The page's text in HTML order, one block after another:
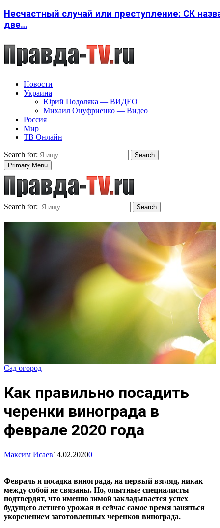
Несчастный случай или преступление: СК
две…
Новости
Украина
Юрий Подоляка — ВИДЕО
Михаил Онуфриенко — Видео
Россия
Мир
ТВ Онлайн
Search for:
Search
Primary Menu
Search for: Search
Сад огород
Как правильно посадить
черенки винограда в
феврале 2020 года
Максим Исаев14.02.20200
Февраль и посадка винограда, на первый взгляд, никак
между собой не связаны. Но, опытные специалисты
подтвердят, что именно зимой закладывается успех
будущего летнего урожая и сейчас самое время заняться
укоренением заготовленных черенков винограда.